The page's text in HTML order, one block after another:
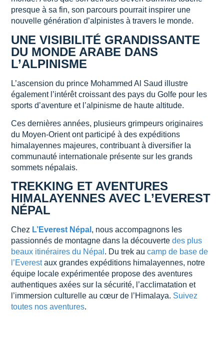
presque à sa fin, son parcours pourrait inspirer une
nouvelle génération d’alpinistes à travers le monde.
UNE VISIBILITÉ GRANDISSANTE
DU MONDE ARABE DANS
L’ALPINISME
L’ascension du prince Mohammed Al Saud illustre
également l’intérêt croissant des pays du Golfe pour les
sports d’aventure et l’alpinisme de haute altitude.
Ces dernières années, plusieurs grimpeurs originaires
du Moyen-Orient ont participé à des expéditions
himalayennes majeures, contribuant à diversifier la
communauté internationale présente sur les grands
sommets népalais.
TREKKING ET AVENTURES
HIMALAYENNES AVEC L’EVEREST
NÉPAL
Chez L’Everest Népal , nous accompagnons les
passionnés de montagne dans la découverte des plus
beaux itinéraires du Népal . Du trek au camp de base de
l’Everestaux grandes expéditions himalayennes, notre
équipe locale expérimentée propose des aventures
authentiques axées sur la sécurité, l’acclimatation et
l’immersion culturelle au cœur de l’Himalaya. Suivez
toutes nos aventures.